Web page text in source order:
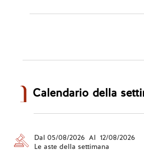
Calendario della
Dal 05/08/2026 Al 12/08/2026
Le aste della settimana